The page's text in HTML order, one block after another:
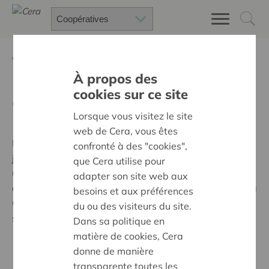
Conseil juridique
Le business model coopératif est traduit,
juridiquement, dans les statuts. Mais, au fil du temps,
une société coopérative peut également être
confrontée à des questions juridiques spécifiques. Cera
Coopburo peut vous aider pour les thématiques
suivantes :
le choix de la forme juridique
la rédaction de statuts et du règlement interne
À propos des
cookies sur ce site
Lorsque vous visitez le site
web de Cera, vous êtes
confronté à des "cookies",
que Cera utilise pour
adapter son site web aux
besoins et aux préférences
du ou des visiteurs du site.
Dans sa politique en
matière de cookies, Cera
donne de manière
transparente toutes les